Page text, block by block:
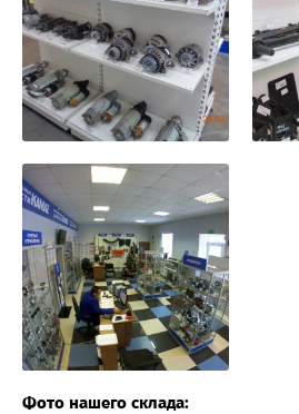
Фото нашего склада: